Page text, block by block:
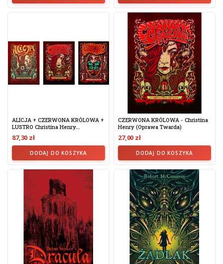
ALICJA + CZERWONA KRÓLOWA +
LUSTRO Christina Henry...
87,30 zł
DODAJ DO KOSZYKA
CZERWONA KRÓLOWA - Christina
Henry (oprawa Twarda)
27,00 zł
DODAJ DO KOSZYKA